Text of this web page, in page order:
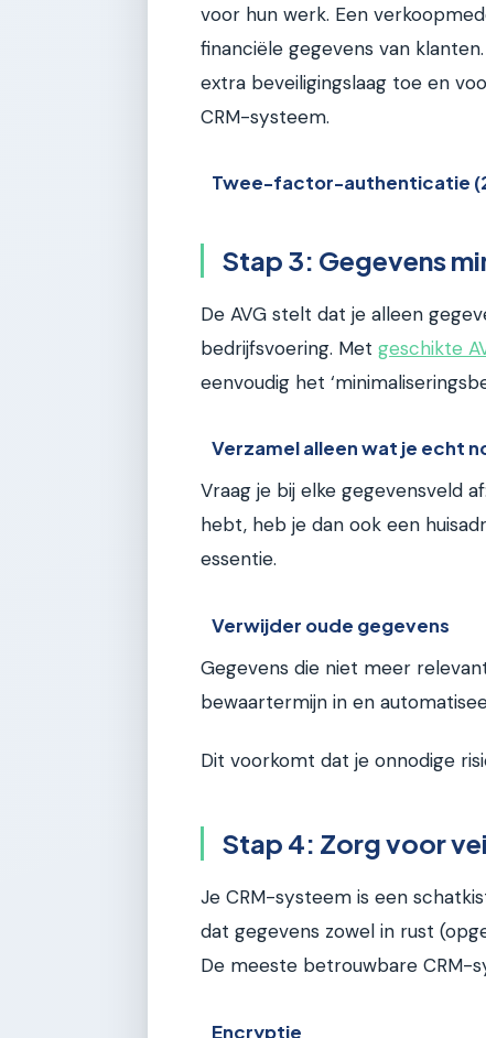
voor hun werk. Een
financiële gegevens van
extra beveiligingslaag toe en
CRM-systeem.
Twee-factor-authenticatie
Stap 3: Gegevens
De AVG stelt dat je alleen
bedrijfsvoering. Met geschikte
eenvoudig het
Verzamel alleen wat je echt
Vraag je bij elke gegevensveld
hebt, heb je dan ook een
essentie.
Verwijder oude gegevens
Gegevens die niet meer
bewaartermijn in en
Dit voorkomt dat je onnodige
Stap 4: Zorg voor
Je CRM-systeem is een
dat gegevens zowel in rust
De meeste betrouwbare CRM-
Encryptie